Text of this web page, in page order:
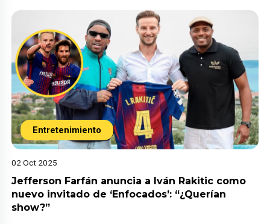
Entretenimiento
02 Oct 2025
Jefferson Farfán anuncia a Iván Rakitic como
nuevo invitado de ‘Enfocados’: “¿Querían
show?”